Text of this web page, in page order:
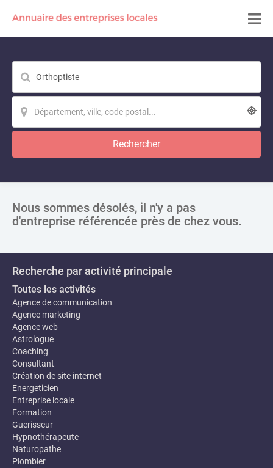
Rechercher
Nous sommes désolés, il n'y a pas
d'entreprise référencée près de chez vous.
Recherche par activité principale
Toutes les activités
Agence de communication
Agence marketing
Agence web
Astrologue
Coaching
Consultant
Création de site internet
Energeticien
Entreprise locale
Formation
Guerisseur
Hypnothérapeute
Naturopathe
Plombier